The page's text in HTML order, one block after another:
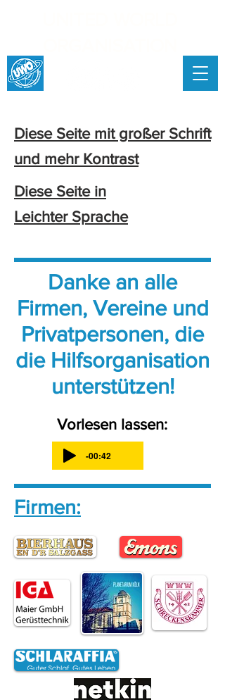
Diese Seite mit großer Schrift
und mehr Kontrast
Diese Seite in
Leichter Sprache
Danke an alle
Firmen, Vereine und
Privatpersonen, die
die Hilfsorganisation
unterstützen!
Vorlesen lassen:
-00:42
Firmen: